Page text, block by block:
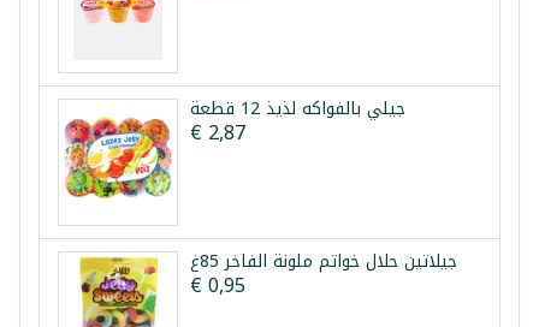
جيلي بالفواكه لذيذ 12 قطعة
€ 2,87
جيلاتين حلال خواتم ملونة الفاخر 85غ
€ 0,95